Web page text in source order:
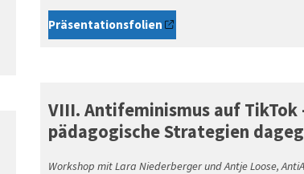
Präsentationsfolien
VIII. Antifeminismus auf TikTok
pädagogische Strategien
Workshop mit Lara Niederberger und Antje Loose,